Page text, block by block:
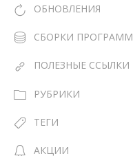
ОБНОВЛЕНИЯ
СБОРКИ ПРОГРАММ
ПОЛЕЗНЫЕ ССЫЛКИ
РУБРИКИ
ТЕГИ
АКЦИИ